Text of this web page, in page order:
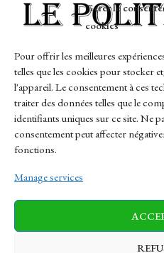
Gérer le
cookies
Pour offrir les meilleures
telles que les cookies pour stocker
l'appareil. Le consentement à ces
traiter des données telles que le
identifiants uniques sur ce site. Ne
consentement peut affecter
fonctions.
Manage services
Links
Contact
Sitemap
News Finance-
Business Tech